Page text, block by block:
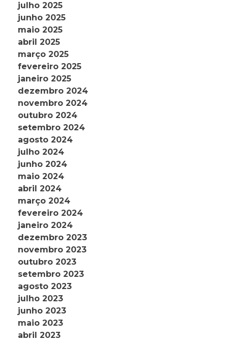
julho 2025
junho 2025
maio 2025
abril 2025
março 2025
fevereiro 2025
janeiro 2025
dezembro 2024
novembro 2024
outubro 2024
setembro 2024
agosto 2024
julho 2024
junho 2024
maio 2024
abril 2024
março 2024
fevereiro 2024
janeiro 2024
dezembro 2023
novembro 2023
outubro 2023
setembro 2023
agosto 2023
julho 2023
junho 2023
maio 2023
abril 2023